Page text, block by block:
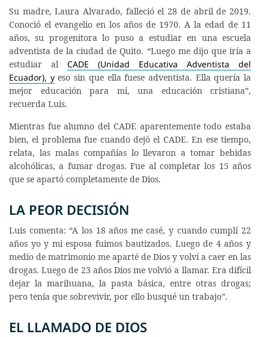
Su madre, Laura Alvarado, falleció el 28 de abril de 2019.
Conoció el evangelio en los años de 1970. A la edad de 11
años, su progenitora lo puso a estudiar en una escuela
adventista de la ciudad de Quito. “Luego me dijo que iría a
estudiar al CADE (Unidad Educativa Adventista del
Ecuador), yeso sin que ella fuese adventista. Ella quería la
mejor educación para mí, una educación cristiana”,
recuerda Luis.
Mientras fue alumno del CADE aparentemente todo estaba
bien, el problema fue cuando dejó el CADE. En ese tiempo,
relata, las malas compañías lo llevaron a tomar bebidas
alcohólicas, a fumar drogas. Fue al completar los 15 años
que se apartó completamente de Dios.
LA PEOR DECISIÓN
Luis comenta: “A los 18 años me casé, y cuando cumplí 22
años yo y mi esposa fuimos bautizados. Luego de 4 años y
medio de matrimonio me aparté de Dios y volví a caer en las
drogas. Luego de 23 años Dios me volvió a llamar. Era difícil
dejar la marihuana, la pasta básica, entre otras drogas;
pero tenía que sobrevivir, por ello busqué un trabajo”.
EL LLAMADO DE DIOS